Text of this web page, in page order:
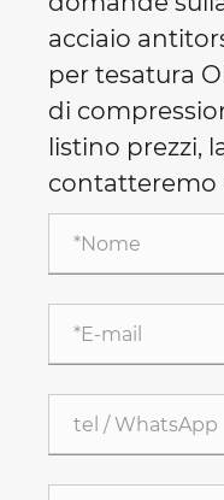
acciaio
per tesatura
di
listino prezzi,
contatteremo